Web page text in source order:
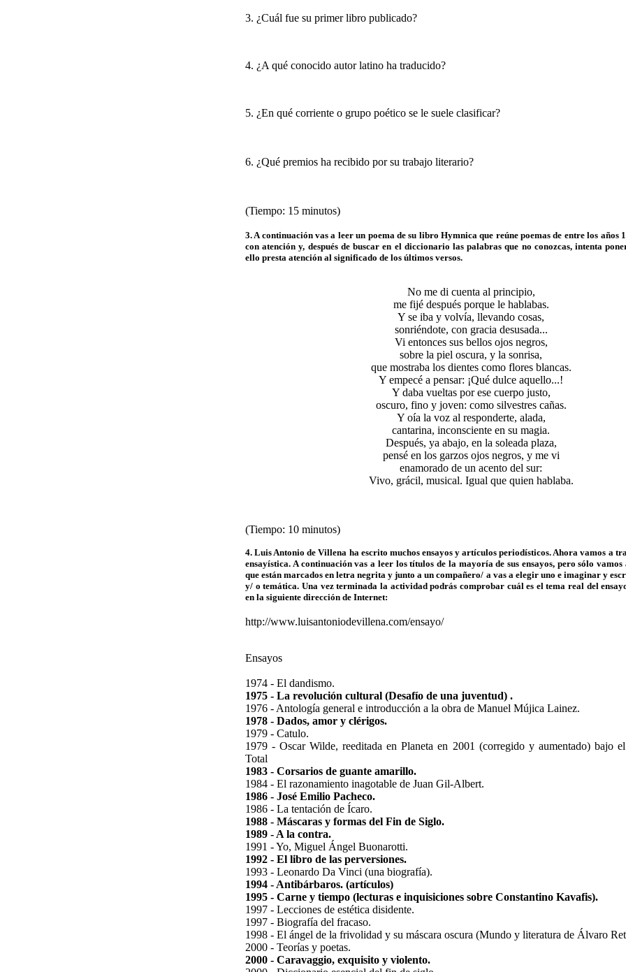
3. ¿Cuál fue su primer libro publicado?
4. ¿A qué conocido autor latino ha traducido?
5. ¿En qué corriente o grupo poético se le suele clasificar?
6. ¿Qué premios ha recibido por su trabajo literario?
(Tiempo: 15 minutos)
3. A continuación vas a leer un poema de su libro Hymnica que reúne poemas de entre los años
con atención y, después de buscar en el diccionario las palabras que no conozcas, intenta
ello presta atención al significado de los últimos versos.
No me di cuenta al principio,
me fijé después porque le hablabas.
Y se iba y volvía, llevando cosas,
sonriéndote, con gracia desusada...
Vi entonces sus bellos ojos negros,
sobre la piel oscura, y la sonrisa,
que mostraba los dientes como flores blancas.
Y empecé a pensar: ¡Qué dulce aquello...!
Y daba vueltas por ese cuerpo justo,
oscuro, fino y joven: como silvestres cañas.
Y oía la voz al responderte, alada,
cantarina, inconsciente en su magia.
Después, ya abajo, en la soleada plaza,
pensé en los garzos ojos negros, y me vi
enamorado de un acento del sur:
Vivo, grácil, musical. Igual que quien hablaba.
(Tiempo: 10 minutos)
4. Luis Antonio de Villena ha escrito muchos ensayos y artículos periodísticos. Ahora vamos a
ensayística. A continuación vas a leer los títulos de la mayoría de sus ensayos, pero sólo
que están marcados en letra negrita y junto a un compañero/ a vas a elegir uno e imaginar y
y/ o temática. Una vez terminada la actividad podrás comprobar cuál es el tema real del
en la siguiente dirección de Internet:
http://www.luisantoniodevillena.com/ensayo/
Ensayos
1974 - El dandismo.
1975 - La revolución cultural (Desafío de una juventud) .
1976 - Antología general e introducción a la obra de Manuel Mújica Lainez.
1978 - Dados, amor y clérigos.
1979 - Catulo.
1979 - Oscar Wilde, reeditada en Planeta en 2001 (corregido y aumentado) bajo
Total
1983 - Corsarios de guante amarillo.
1984 - El razonamiento inagotable de Juan Gil-Albert.
1986 - José Emilio Pacheco.
1986 - La tentación de Ícaro.
1988 - Máscaras y formas del Fin de Siglo.
1989 - A la contra.
1991 - Yo, Miguel Ángel Buonarotti.
1992 - El libro de las perversiones.
1993 - Leonardo Da Vinci (una biografía).
1994 - Antibárbaros. (artículos)
1995 - Carne y tiempo (lecturas e inquisiciones sobre Constantino Kavafis).
1997 - Lecciones de estética disidente.
1997 - Biografía del fracaso.
1998 - El ángel de la frivolidad y su máscara oscura (Mundo y literatura de Álvaro
2000 - Teorías y poetas.
2000 - Caravaggio, exquisito y violento.